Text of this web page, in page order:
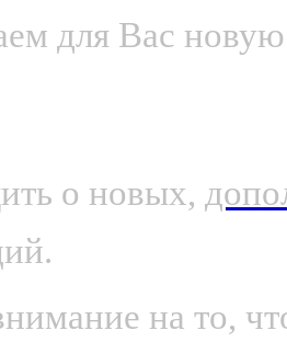
для Вас
о новых,
на то,